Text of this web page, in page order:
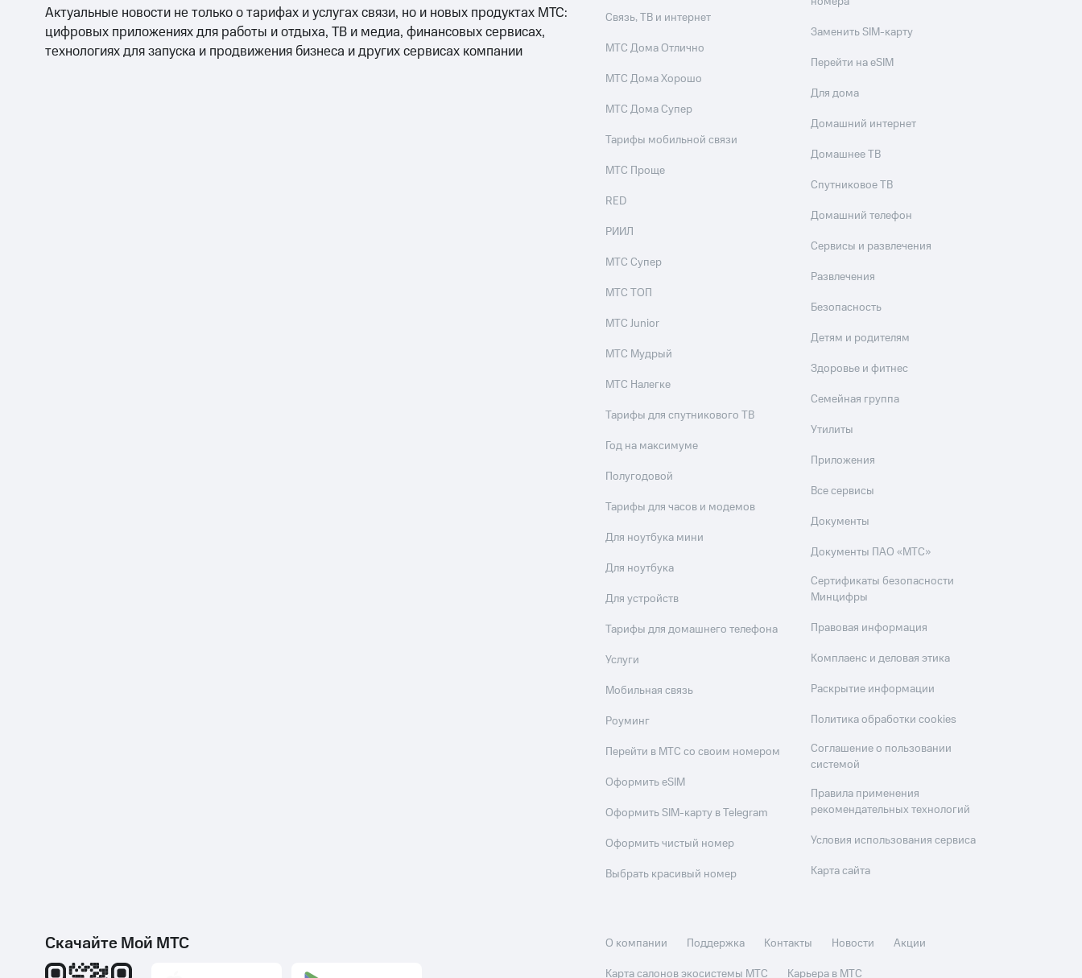
Актуальные новости не только о тарифах и услугах связи, но и новых продуктах МТС:
цифровых приложениях для работы и отдыха, ТВ и медиа, финансовых сервисах,
технологиях для запуска и продвижения бизнеса и других сервисах компании
Связь, ТВ и интернет
МТС Дома Отлично
МТС Дома Хорошо
МТС Дома Супер
Тарифы мобильной связи
МТС Проще
RED
РИИЛ
МТС Супер
МТС ТОП
МТС Junior
МТС Мудрый
МТС Налегке
Тарифы для спутникового ТВ
Год на максимуме
Полугодовой
Тарифы для часов и модемов
Для ноутбука мини
Для ноутбука
Для устройств
Тарифы для домашнего телефона
Услуги
Мобильная связь
Роуминг
Перейти в МТС со своим номером
Оформить eSIM
Оформить SIM-карту в Telegram
Оформить чистый номер
Выбрать красивый номер
Заменить SIM-карту
Перейти на eSIM
Для дома
Домашний интернет
Домашнее ТВ
Спутниковое ТВ
Домашний телефон
Сервисы и развлечения
Развлечения
Безопасность
Детям и родителям
Здоровье и фитнес
Семейная группа
Утилиты
Приложения
Все сервисы
Документы
Документы ПАО «МТС»
Сертификаты безопасности
Минцифры
Правовая информация
Комплаенс и деловая этика
Раскрытие информации
Политика обработки cookies
Соглашение о пользовании
системой
Правила применения
рекомендательных технологий
Условия использования сервиса
Карта сайта
Скачайте Мой МТС О компании Поддержка Контакты Новости
Акции
Карта салонов экосистемы МТС
Карьера в МТС